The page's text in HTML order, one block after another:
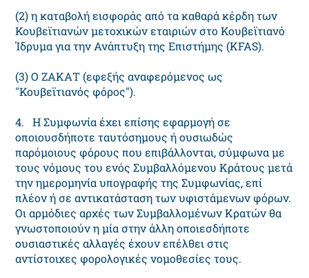
(2) η καταβολή εισφοράς από τα καθαρά κέρδη των
Κουβεϊτιανών μετοχικών εταιριών στο Κουβεϊτιανό
Ίδρυμα για την Ανάπτυξη της Επιστήμης (KFAS).
(3) Ο ΖΑΚΑΤ (εφεξής αναφερόμενος ως
"Κουβεϊτιανός φόρος").
4. Η Συμφωνία έχει επίσης εφαρμογή σε
οποιουσδήποτε ταυτόσημους ή ουσιωδώς
παρόμοιους φόρους που επιβάλλονται, σύμφωνα με
τους νόμους του ενός Συμβαλλόμενου Κράτους μετά
την ημερομηνία υπογραφής της Συμφωνίας, επί
πλέον ή σε αντικατάσταση των υφιστάμενων φόρων.
Οι αρμόδιες αρχές των Συμβαλλομένων Κρατών θα
γνωστοποιούν η μία στην άλλη οποιεσδήποτε
ουσιαστικές αλλαγές έχουν επέλθει στις
αντίστοιχες φορολογικές νομοθεσίες τους.